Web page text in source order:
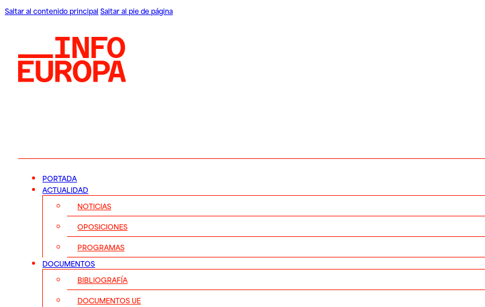
Saltar al contenido principal Saltar al pie de página
PORTADA
ACTUALIDAD
NOTICIAS
OPOSICIONES
PROGRAMAS
DOCUMENTOS
BIBLIOGRAFÍA
DOCUMENTOS UE